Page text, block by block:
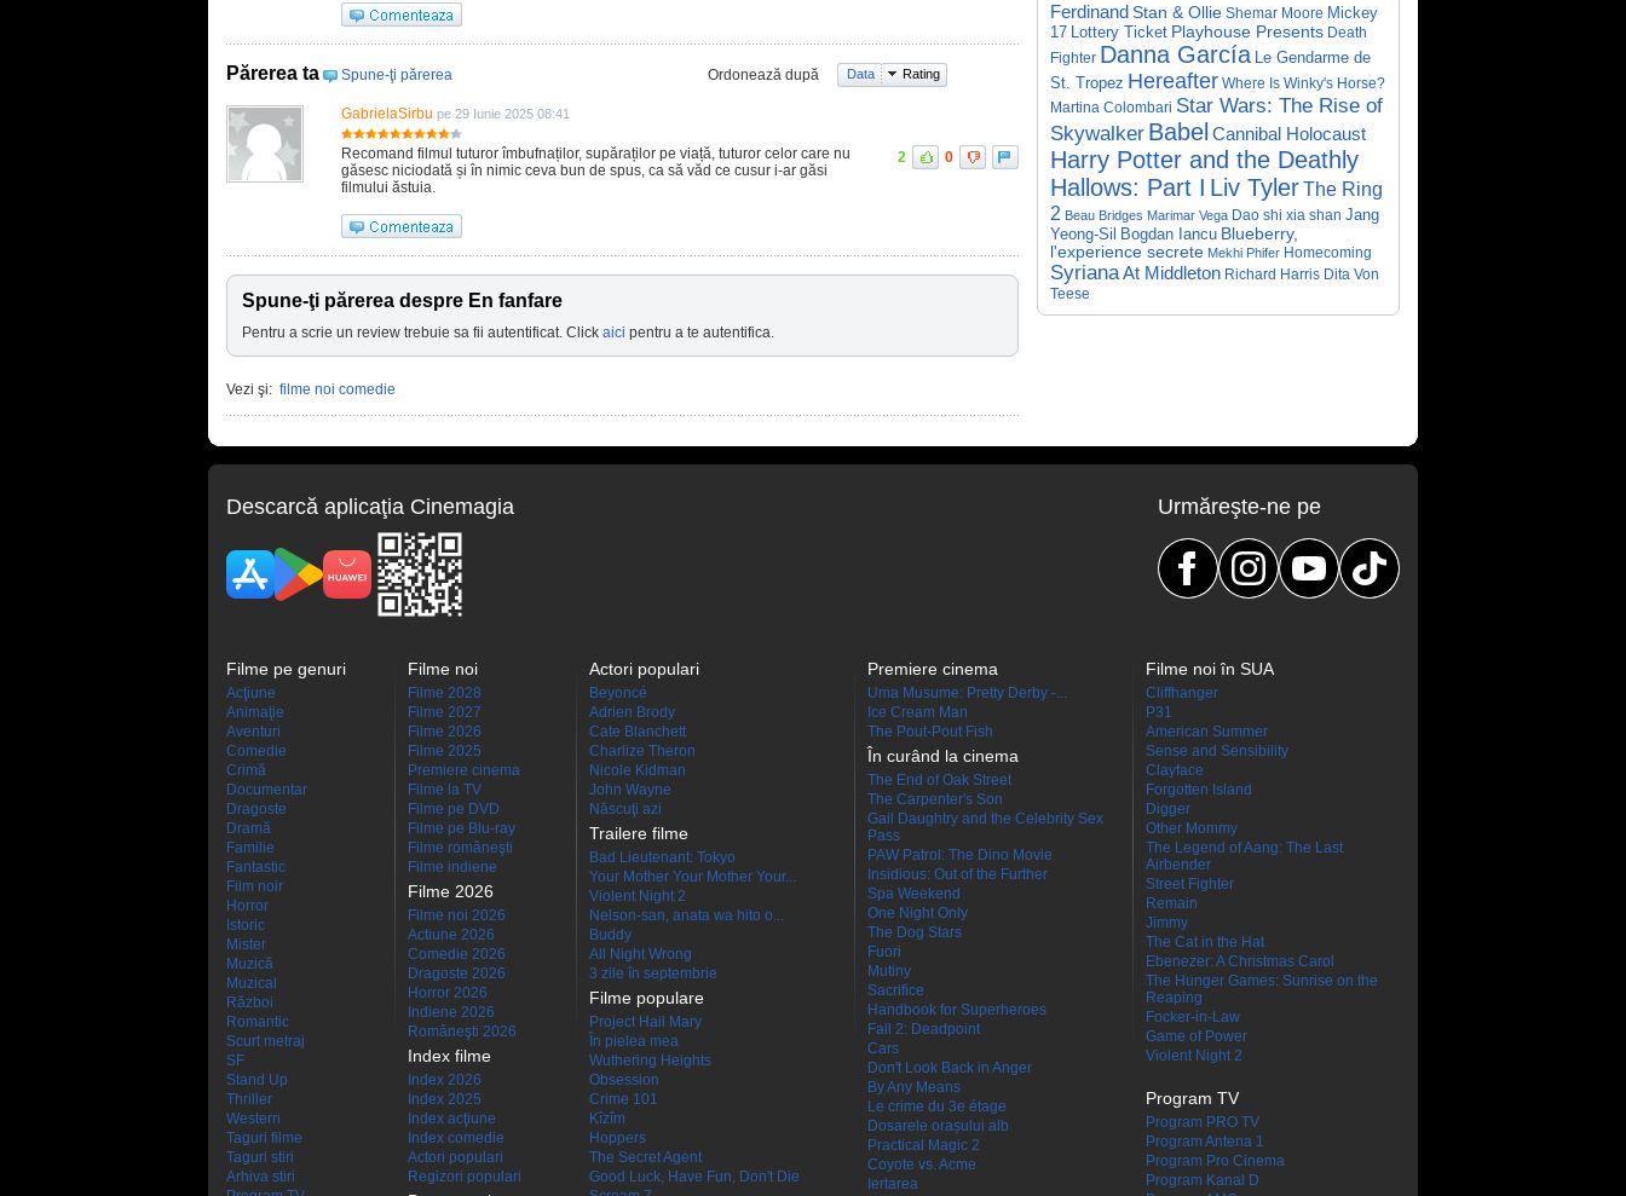
Părerea ta Spune-ţi părerea Ordonează după Data Rating
GabrielaSirbu pe 29 Iunie 2025 08:41
Recomand filmul tuturor îmbufnaților, supăraților pe viață, tuturor celor care nu
găsesc niciodată și în nimic ceva bun de spus, ca să văd ce cusur i-ar găsi
filmului ăstuia.
2 0
Spune-ţi părerea despre En fanfare
Pentru a scrie un review trebuie sa fii autentificat. Click aici pentru a te autentifica.
Vezi şi: filme noi comedie
Ferdinand Stan & Ollie Shemar Moore Mickey
17 Lottery Ticket Playhouse Presents Death
Fighter Danna García Le Gendarme de
St. Tropez Hereafter Where Is Winky's Horse?
Martina Colombari Star Wars: The Rise of
Skywalker Babel Cannibal Holocaust
Harry Potter and the Deathly
Hallows: Part I Liv TylerThe Ring
2 Beau Bridges Marimar Vega Dao shi xia shan Jang
Yeong-Sil
Bogdan Iancu Blueberry,
l'experience secrete Mekhi Phifer Homecoming
SyrianaAt Middleton Richard Harris Dita Von
Teese
Descarcă aplicaţia Cinemagia Urmăreşte-ne pe
Filme pe genuri
Acţiune
Animaţie
Aventuri
Comedie
Crimă
Documentar
Dragoste
Dramă
Familie
Fantastic
Film noir
Horror
Istoric
Mister
Muzică
Muzical
Război
Romantic
Scurt metraj
SF
Stand Up
Thriller
Western
Taguri filme
Taguri stiri
Arhiva stiri
Filme noi
Filme 2028
Filme 2027
Filme 2026
Filme 2025
Premiere cinema
Filme la TV
Filme pe DVD
Filme pe Blu-ray
Filme româneşti
Filme indiene
Filme 2026
Filme noi 2026
Actiune 2026
Comedie 2026
Dragoste 2026
Horror 2026
Indiene 2026
Româneşti 2026
Index filme
Index 2026
Index 2025
Index acţiune
Index comedie
Actori populari
Regizori populari
Actori populari
Beyoncé
Adrien Brody
Cate Blanchett
Charlize Theron
Nicole Kidman
John Wayne
Născuţi azi
Trailere filme
Bad Lieutenant: Tokyo
Your Mother Your Mother Your...
Violent Night 2
Nelson-san, anata wa hito o...
Buddy
All Night Wrong
3 zile în septembrie
Filme populare
Project Hail Mary
În pielea mea
Wuthering Heights
Obsession
Crime 101
Kîzîm
Hoppers
The Secret Agent
Good Luck, Have Fun, Don't Die
Premiere cinema
Uma Musume: Pretty Derby -...
Ice Cream Man
The Pout-Pout Fish
În curând la cinema
The End of Oak Street
The Carpenter's Son
Gail Daughtry and the Celebrity Sex
Pass
PAW Patrol: The Dino Movie
Insidious: Out of the Further
Spa Weekend
One Night Only
The Dog Stars
Fuori
Mutiny
Sacrifice
Handbook for Superheroes
Fall 2: Deadpoint
Cars
Don't Look Back in Anger
By Any Means
Le crime du 3e étage
Dosarele orașului alb
Practical Magic 2
Coyote vs. Acme
Iertarea
Filme noi în SUA
Cliffhanger
P31
American Summer
Sense and Sensibility
Clayface
Forgotten Island
Digger
Other Mommy
The Legend of Aang: The Last
Airbender
Street Fighter
Remain
Jimmy
The Cat in the Hat
Ebenezer: A Christmas Carol
The Hunger Games: Sunrise on the
Reaping
Focker-in-Law
Game of Power
Violent Night 2
Program TV
Program PRO TV
Program Antena 1
Program Pro Cinema
Program Kanal D